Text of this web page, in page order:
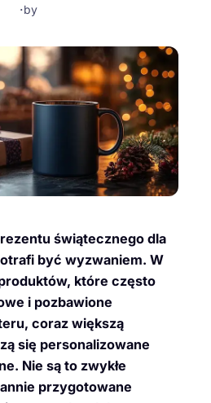
·by
świątecznego dla
być wyzwaniem. W
które często
i pozbawione
coraz większą
się personalizowane
Nie są to zwykłe
przygotowane